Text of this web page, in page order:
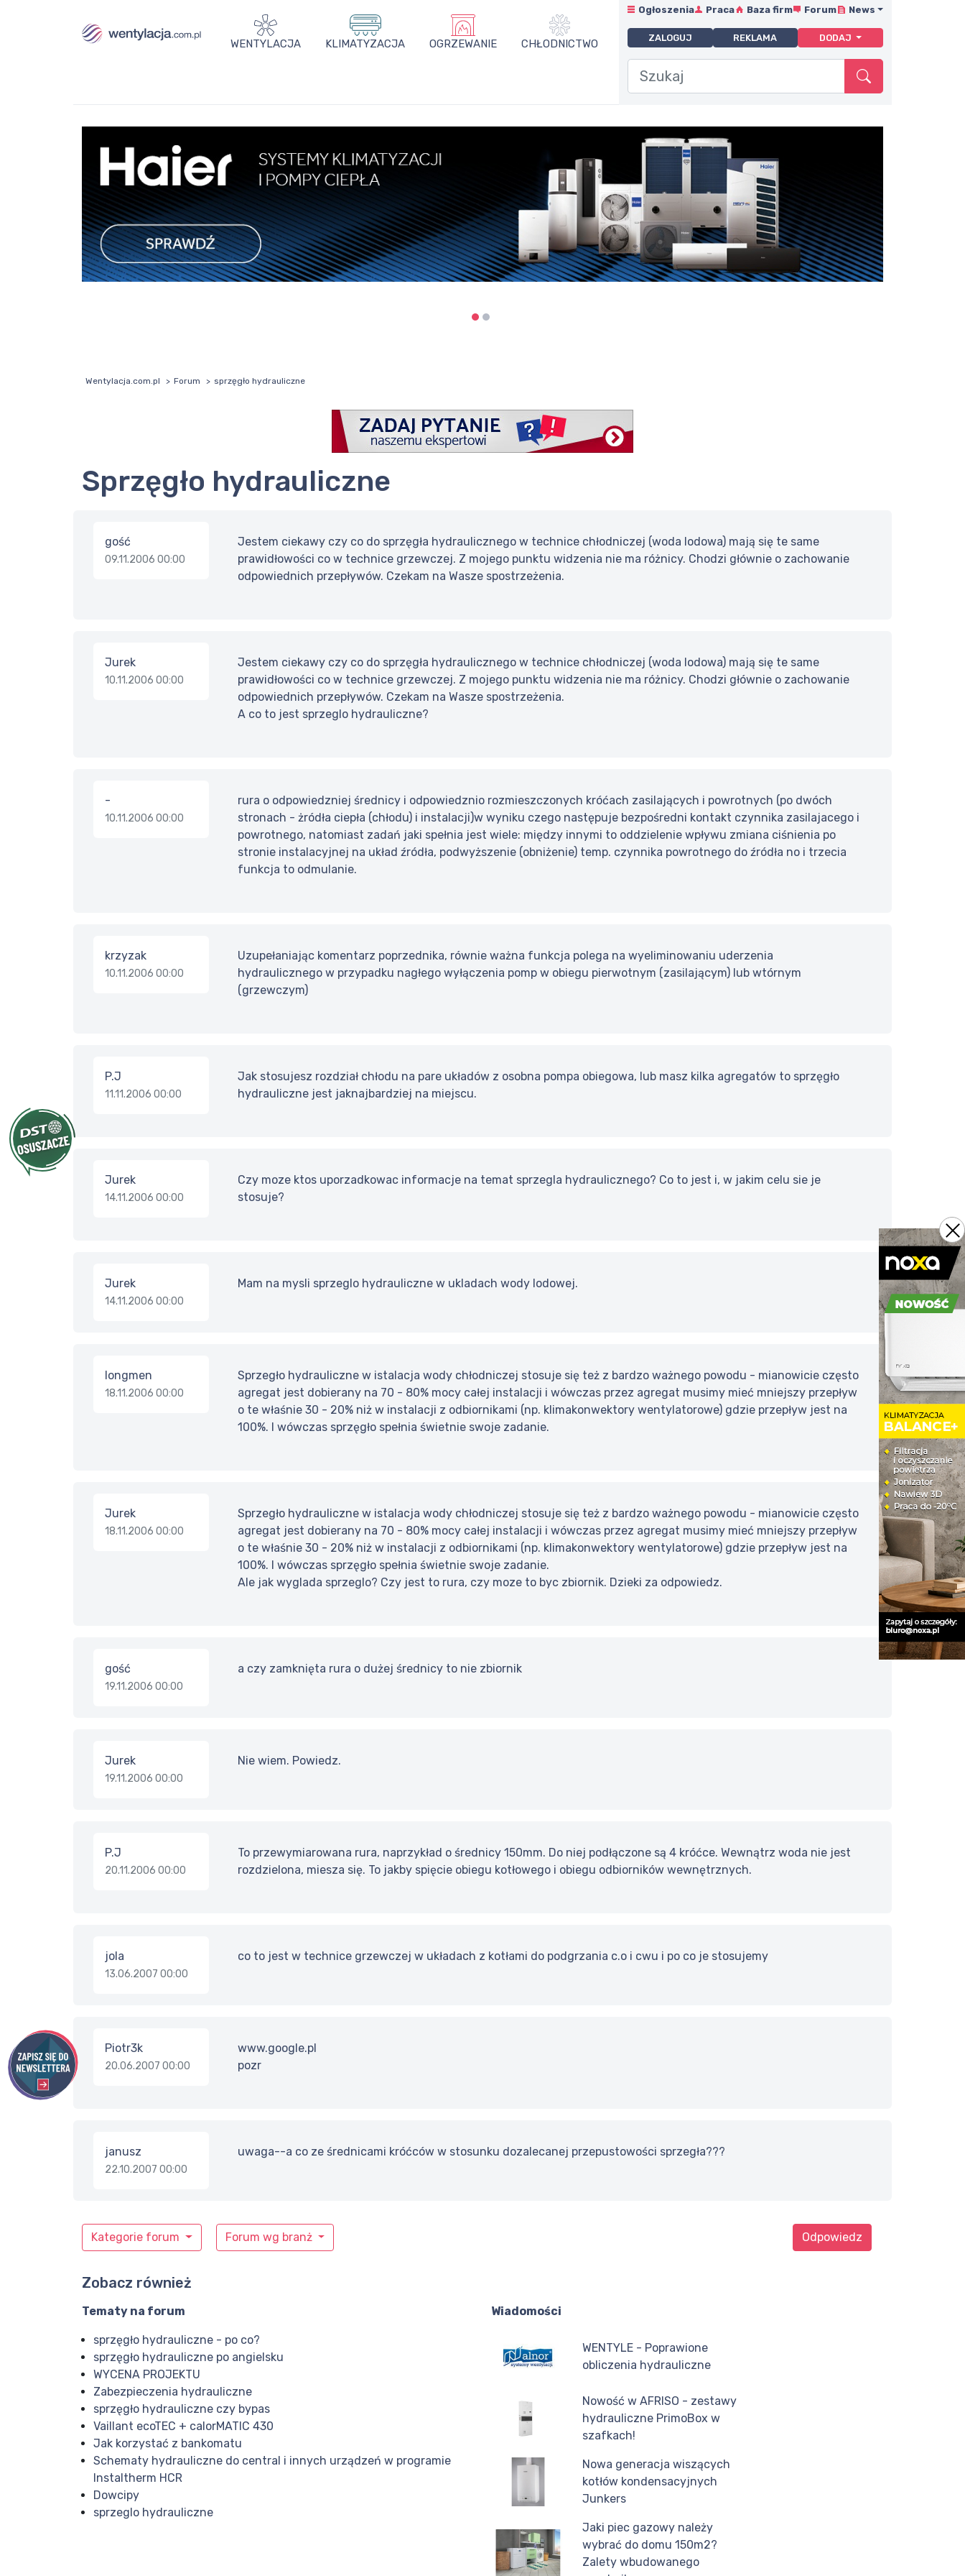
WENTYLACJA KLIMATYZACJA OGRZEWANIE CHŁODNICTWO
Ogłoszenia Praca Baza firm Forum News
ZALOGUJ REKLAMA DODAJ
Wentylacja.com.pl Forum sprzęgło hydrauliczne
sprzęgło hydrauliczne
gość
09.11.2006 00:00
Jestem ciekawy czy co do sprzęgła hydraulicznego w technice chłodniczej (woda lodowa) mają się te same
prawidłowości co w technice grzewczej. Z mojego punktu widzenia nie ma różnicy. Chodzi głównie o zachowanie
odpowiednich przepływów. Czekam na Wasze spostrzeżenia.
Jurek
10.11.2006 00:00
Jestem ciekawy czy co do sprzęgła hydraulicznego w technice chłodniczej (woda lodowa) mają się te same
prawidłowości co w technice grzewczej. Z mojego punktu widzenia nie ma różnicy. Chodzi głównie o zachowanie
odpowiednich przepływów. Czekam na Wasze spostrzeżenia.
A co to jest sprzeglo hydrauliczne?
-
10.11.2006 00:00
rura o odpowiedzniej średnicy i odpowiedznio rozmieszczonych króćach zasilających i powrotnych (po dwóch
stronach - żródła ciepła (chłodu) i instalacji)w wyniku czego następuje bezpośredni kontakt czynnika zasilajacego i
powrotnego, natomiast zadań jaki spełnia jest wiele: między innymi to oddzielenie wpływu zmiana ciśnienia po
stronie instalacyjnej na układ źródła, podwyższenie (obniżenie) temp. czynnika powrotnego do źródła no i trzecia
funkcja to odmulanie.
krzyzak
10.11.2006 00:00
Uzupełaniając komentarz poprzednika, równie ważna funkcja polega na wyeliminowaniu uderzenia
hydraulicznego w przypadku nagłego wyłączenia pomp w obiegu pierwotnym (zasilającym) lub wtórnym
(grzewczym)
P.J
11.11.2006 00:00
Jak stosujesz rozdział chłodu na pare układów z osobna pompa obiegowa, lub masz kilka agregatów to sprzęgło
hydrauliczne jest jaknajbardziej na miejscu.
Jurek
14.11.2006 00:00
Czy moze ktos uporzadkowac informacje na temat sprzegla hydraulicznego? Co to jest i, w jakim celu sie je
stosuje?
Jurek
14.11.2006 00:00
Mam na mysli sprzeglo hydrauliczne w ukladach wody lodowej.
longmen
18.11.2006 00:00
Sprzegło hydrauliczne w istalacja wody chłodniczej stosuje się też z bardzo ważnego powodu - mianowicie często
agregat jest dobierany na 70 - 80% mocy całej instalacji i wówczas przez agregat musimy mieć mniejszy przepływ
o te właśnie 30 - 20% niż w instalacji z odbiornikami (np. klimakonwektory wentylatorowe) gdzie przepływ jest na
100%. I wówczas sprzęgło spełnia świetnie swoje zadanie.
Jurek
18.11.2006 00:00
Sprzegło hydrauliczne w istalacja wody chłodniczej stosuje się też z bardzo ważnego powodu - mianowicie często
agregat jest dobierany na 70 - 80% mocy całej instalacji i wówczas przez agregat musimy mieć mniejszy przepływ
o te właśnie 30 - 20% niż w instalacji z odbiornikami (np. klimakonwektory wentylatorowe) gdzie przepływ jest na
100%. I wówczas sprzęgło spełnia świetnie swoje zadanie.
Ale jak wyglada sprzeglo? Czy jest to rura, czy moze to byc zbiornik. Dzieki za odpowiedz.
gość
19.11.2006 00:00
a czy zamknięta rura o dużej średnicy to nie zbiornik
Jurek
19.11.2006 00:00
Nie wiem. Powiedz.
P.J
20.11.2006 00:00
To przewymiarowana rura, naprzykład o średnicy 150mm. Do niej podłączone są 4 króćce. Wewnątrz woda nie jest
rozdzielona, miesza się. To jakby spięcie obiegu kotłowego i obiegu odbiorników wewnętrznych.
jola
13.06.2007 00:00
co to jest w technice grzewczej w układach z kotłami do podgrzania c.o i cwu i po co je stosujemy
Piotr3k
20.06.2007 00:00
www.google.pl
pozr
janusz
22.10.2007 00:00
uwaga--a co ze średnicami króćców w stosunku dozalecanej przepustowości sprzegła???
Kategorie forum Forum wg branż Odpowiedz
Zobacz również
Tematy na forum
sprzęgło hydrauliczne - po co?
sprzęgło hydrauliczne po angielsku
WYCENA PROJEKTU
Zabezpieczenia hydrauliczne
sprzęgło hydrauliczne czy bypas
Vaillant ecoTEC + calorMATIC 430
Jak korzystać z bankomatu
Schematy hydrauliczne do central i innych urządzeń w programie
Instaltherm HCR
Dowcipy
sprzeglo hydrauliczne
Wiadomości
WENTYLE - Poprawione
obliczenia hydrauliczne
Nowość w AFRISO - zestawy
hydrauliczne PrimoBox w
szafkach!
Nowa generacja wiszących
kotłów kondensacyjnych
Junkers
Jaki piec gazowy należy
wybrać do domu 150m2?
Zalety wbudowanego